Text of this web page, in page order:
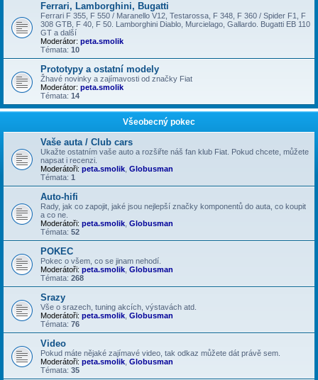
Ferrari, Lamborghini, Bugatti
Ferrari F 355, F 550 / Maranello V12, Testarossa, F 348, F 360 / Spider F1, F
308 GTB, F 40, F 50. Lamborghini Diablo, Murcielago, Gallardo. Bugatti EB 110
GT a další
Moderátor: peta.smolik
Témata: 10
Prototypy a ostatní modely
Žhavé novinky a zajímavosti od značky Fiat
Moderátor: peta.smolik
Témata: 14
Všeobecný pokec
Vaše auta / Club cars
Ukažte ostatním vaše auto a rozšiřte náš fan klub Fiat. Pokud chcete, můžete
napsat i recenzi.
Moderátoři: peta.smolik, Globusman
Témata: 1
Auto-hifi
Rady, jak co zapojit, jaké jsou nejlepší značky komponentů do auta, co koupit
a co ne.
Moderátoři: peta.smolik, Globusman
Témata: 52
POKEC
Pokec o všem, co se jinam nehodí.
Moderátoři: peta.smolik, Globusman
Témata: 268
Srazy
Vše o srazech, tuning akcích, výstavách atd.
Moderátoři: peta.smolik, Globusman
Témata: 76
Video
Pokud máte nějaké zajímavé video, tak odkaz můžete dát právě sem.
Moderátoři: peta.smolik, Globusman
Témata: 35